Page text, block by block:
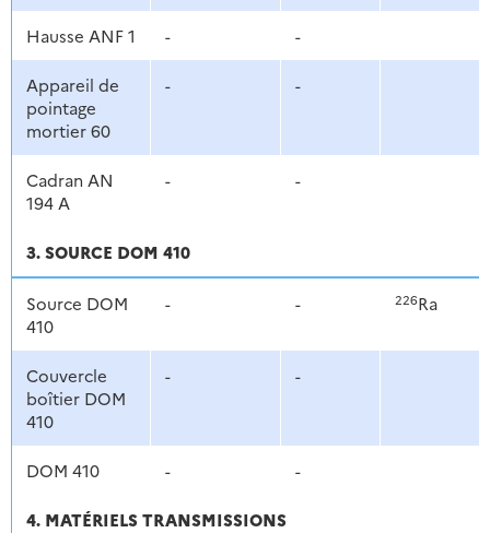
Hausse ANF 1 - -
Appareil de
pointage
mortier 60
- -
Cadran AN
194 A
- -
3. SOURCE DOM 410
Source DOM
410
- - 226Ra
Couvercle
boîtier DOM
410
- -
DOM 410 - -
4. MATÉRIELS TRANSMISSIONS